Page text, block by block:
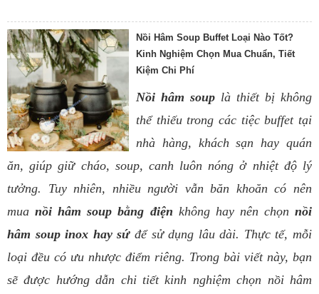
Nồi Hâm Soup Buffet Loại Nào Tốt?
Kinh Nghiệm Chọn Mua Chuẩn, Tiết
Kiệm Chi Phí
Nồi hâm soup là thiết bị không
thể thiếu trong các tiệc buffet tại
nhà hàng, khách sạn hay quán
ăn, giúp giữ cháo, soup, canh luôn nóng ở nhiệt độ lý
tưởng. Tuy nhiên, nhiều người vẫn băn khoăn có nên
muanồi hâm soup bằng điện không hay nên chọnnồi
hâm soup inox hay sứđể sử dụng lâu dài. Thực tế, mỗi
loại đều có ưu nhược điểm riêng. Trong bài viết này, bạn
sẽ được hướng dẫn chi tiết kinh nghiệm chọn nồi hâm